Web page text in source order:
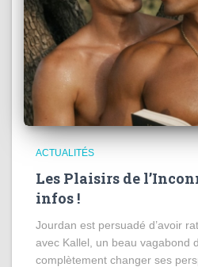
ACTUALITÉS
Les Plaisirs de
infos !
Jourdan est persuadé d’avoir
avec Kallel, un beau vagabond
complètement changer ses